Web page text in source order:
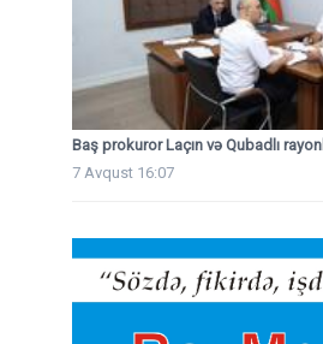
Baş prokuror Laçın və Qubadlı
7 Avqust 16:07